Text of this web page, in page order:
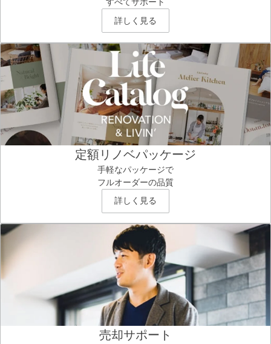
すべてサポート
詳しく見る
定額リノベパッケージ
手軽なパッケージで
フルオーダーの品質
詳しく見る
売却サポート